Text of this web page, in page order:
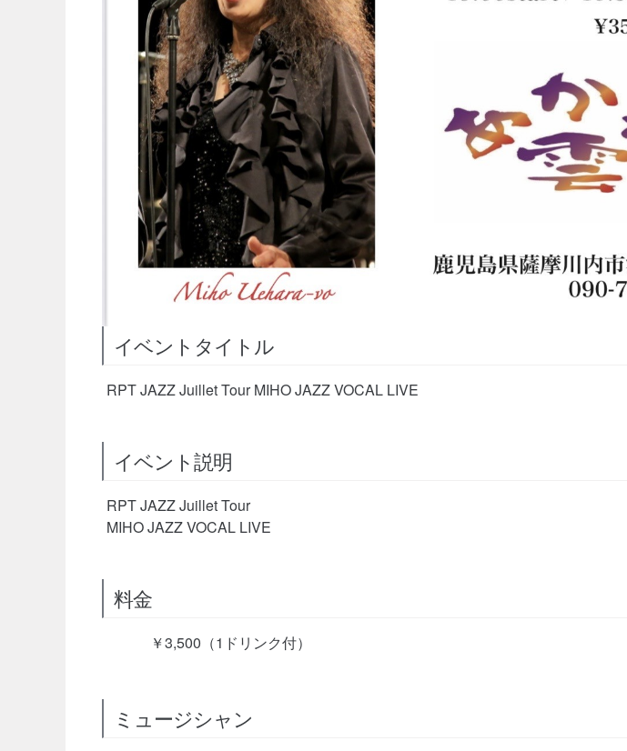
イベントタイトル
RPT JAZZ Juillet Tour MIHO JAZZ VOCAL LIVE
イベント説明
RPT JAZZ Juillet Tour
MIHO JAZZ VOCAL LIVE
料金
￥3,500（1ドリンク付）
ミュージシャン